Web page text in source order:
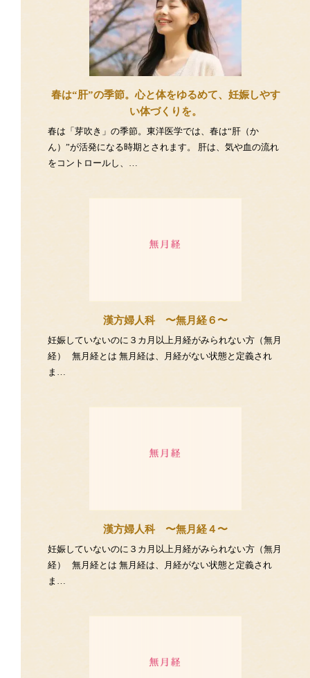
春は“肝”の季節。心と体をゆるめて、妊娠しやす
い体づくりを。
春は「芽吹き」の季節。東洋医学では、春は“肝（か
ん）”が活発になる時期とされます。 肝は、気や血の流れ
をコントロールし、…
漢方婦人科 〜無月経６〜
妊娠していないのに３カ月以上月経がみられない方（無月
経） 無月経とは 無月経は、月経がない状態と定義され
ま…
漢方婦人科 〜無月経４〜
妊娠していないのに３カ月以上月経がみられない方（無月
経） 無月経とは 無月経は、月経がない状態と定義され
ま…